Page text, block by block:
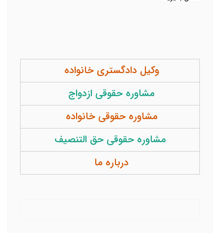
وکیل دادگستری خانواده
مشاوره حقوقی ازدواج
مشاوره حقوقی خانواده
مشاوره حقوقی حق التنصیف
درباره ما